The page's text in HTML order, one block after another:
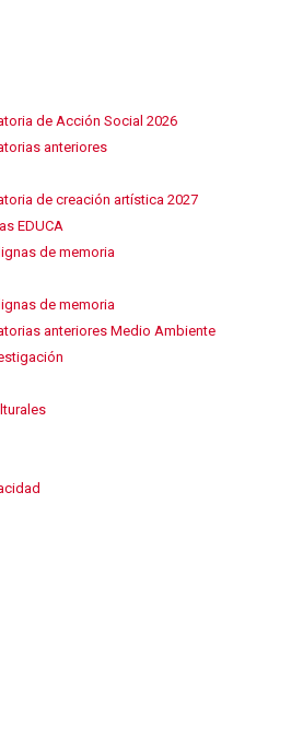
de Acción Social 2026
anteriores
de creación artística 2027
EDUCA
de memoria
de memoria
anteriores Medio Ambiente